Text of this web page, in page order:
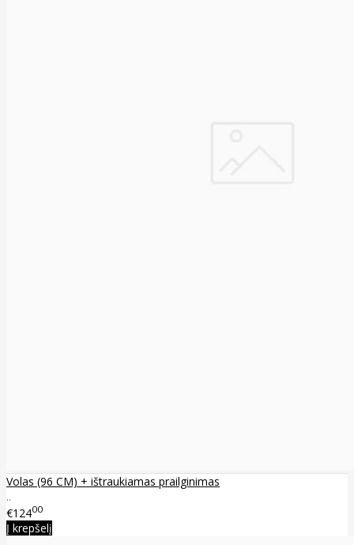
Volas (96 CM) + ištraukiamas prailginimas
..
€12400
Į krepšelį